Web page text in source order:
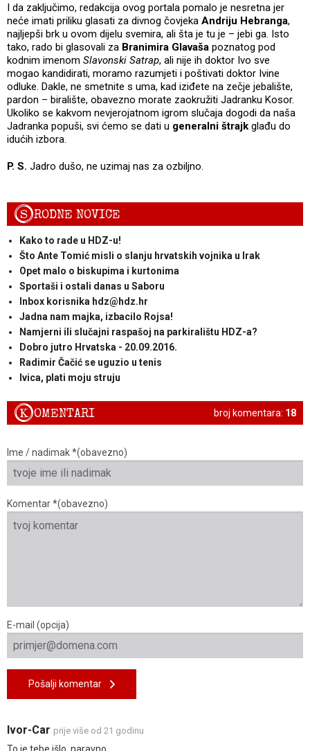
I da zaključimo, redakcija ovog portala pomalo je nesretna jer
neće imati priliku glasati za divnog čovjeka Andriju Hebranga,
najljepši brk u ovom dijelu svemira, ali šta je tu je – jebi ga. Isto
tako, rado bi glasovali za Branimira Glavaša poznatog pod
kodnim imenom Slavonski Satrap, ali nije ih doktor Ivo sve
mogao kandidirati, moramo razumjeti i poštivati doktor Ivine
odluke. Dakle, ne smetnite s uma, kad iziđete na zečje jebalište,
pardon – biralište, obavezno morate zaokružiti Jadranku Kosor.
Ukoliko se kakvom nevjerojatnom igrom slučaja dogodi da naša
Jadranka popuši, svi ćemo se dati u generalni štrajk glađu do
idućih izbora.
P. S. Jadro dušo, ne uzimaj nas za ozbiljno.
SRODNE NOVICE
Kako to rade u HDZ-u!
Što Ante Tomić misli o slanju hrvatskih vojnika u Irak
Opet malo o biskupima i kurtonima
Sportaši i ostali danas u Saboru
Inbox korisnika hdz@hdz.hr
Jadna nam majka, izbacilo Rojsa!
Namjerni ili slučajni raspašoj na parkiralištu HDZ-a?
Dobro jutro Hrvatska - 20.09.2016.
Radimir Čačić se uguzio u tenis
Ivica, plati moju struju
broj komentara: 18
KOMENTARI
Ime / nadimak *(obavezno)
Komentar *(obavezno)
E-mail (opcija)
Pošalji komentar
Ivor-Car prije više od 21 godinu